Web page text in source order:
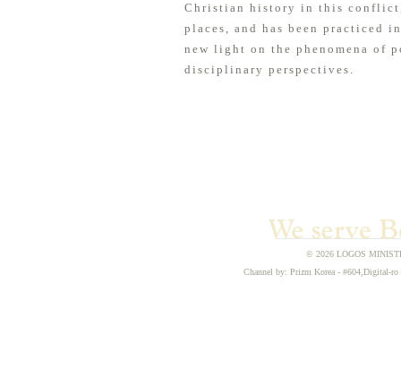
Christian history in this
places, and has been practiced
new light on the phenomena of
disciplinary perspectives.
© 2026 LOGOS
Channel by: Prizm Korea - #604,Digital-